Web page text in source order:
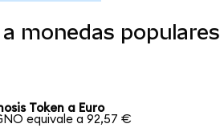
monedas populares
Token a Euro
equivale a 92,57 €